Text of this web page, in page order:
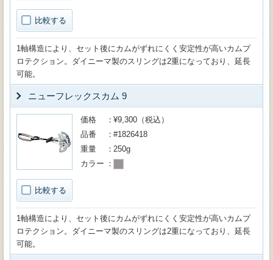
比較する
1軸構造により、セット後にカムがずれにくく安定性が高いカムプ
ロテクション。ダイニーマ製のスリングは2重になっており、延長
可能。
ニューフレックスカム 9
比較する
価格
¥9,300（税込）
品番
#1826418
重量
250g
カラー
1軸構造により、セット後にカムがずれにくく安定性が高いカムプ
ロテクション。ダイニーマ製のスリングは2重になっており、延長
可能。